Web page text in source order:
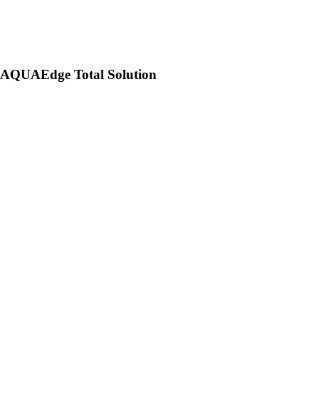
AQUAEdge Total Solution